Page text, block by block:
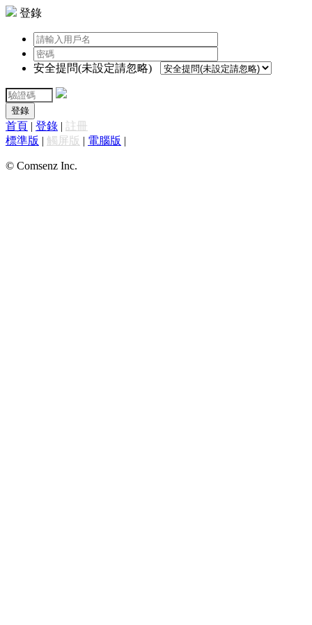
登錄
安全提問(未設定請忽略)
登錄
首頁 | 登錄 | 註冊
標準版 | 觸屏版 | 電腦版 |
© Comsenz Inc.